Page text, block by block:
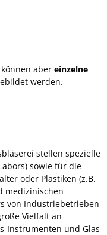
können aber einzelne
werden.
stellen spezielle
sowie für die
oder Plastiken (z.B.
medizinischen
von Industriebetrieben
Vielfalt an
Instrumenten und Glas-